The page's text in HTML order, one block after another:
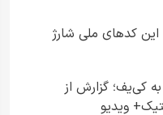
از فردا برای این کدهای ملی شارژ
کی‌یف؛ گزارش از